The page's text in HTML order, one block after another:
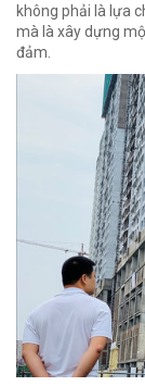
không phải là lựa
mà là xây dựng
đảm.